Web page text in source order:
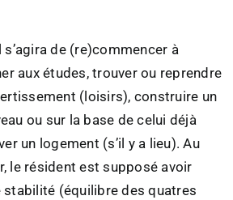
de (re)commencer à
aux études, trouver ou reprendre
(loisirs), construire un
ou sur la base de celui déjà
un logement (s’il y a lieu). Au
le résident est supposé avoir
stabilité (équilibre des quatres